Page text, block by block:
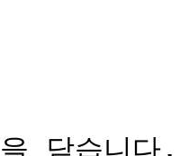
닫습니